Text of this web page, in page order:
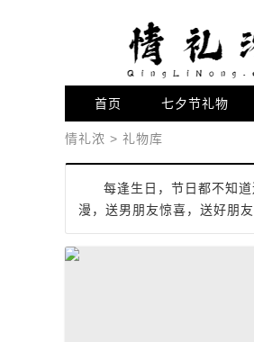
首页 七夕节礼物
情礼浓 > 礼物库
每逢生日，节日都不知
漫，送男朋友惊喜，送好朋